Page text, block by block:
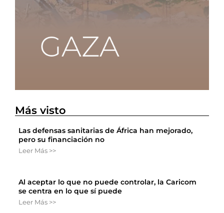
Más visto
Las defensas sanitarias de África han mejorado,
pero su financiación no
Leer Más >>
Al aceptar lo que no puede controlar, la Caricom
se centra en lo que sí puede
Leer Más >>